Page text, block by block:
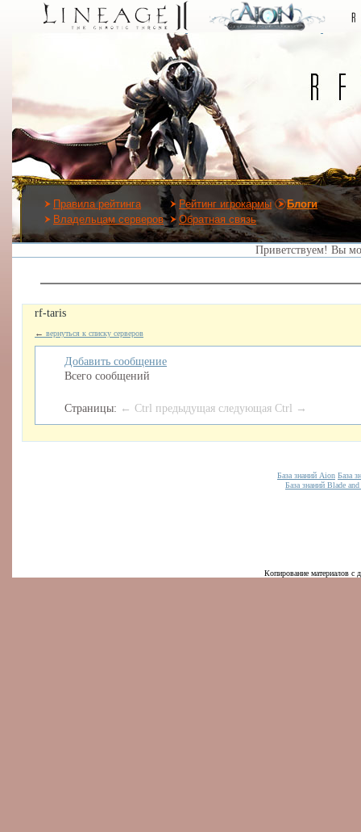
Правила рейтинга Рейтинг игрокармы
Блоги
Владельцам серверов
Обратная связь
Приветствуем! Вы
rf-taris
← вернуться к списку серверов
Добавить сообщение
Всего сообщений
Страницы: ← Ctrl предыдущая следующая Ctrl →
База знаний Aion База
База знаний Blade
Копирование материалов с